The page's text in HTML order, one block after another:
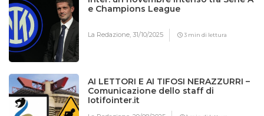
e Champions League
La Redazione,31/10/2025 3 min di lettura
AI LETTORI E AI TIFOSI NERAZZURRI –
Comunicazione dello staff di
Iotifointer.it